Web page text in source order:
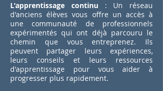
L'apprentissage continu : Un réseau
d'anciens élèves vous offre un accès à
une communauté de professionnels
expérimentés qui ont déjà parcouru le
chemin que vous entreprenez. Ils
peuvent partager leurs expériences,
leurs conseils et leurs ressources
d'apprentissage pour vous aider à
progresser plus rapidement.